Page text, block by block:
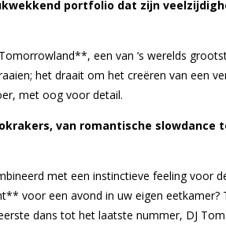
portfolio dat zijn
een van ‘s werelds
het draait om het creëren van een
met oog voor detail.
van romantische
met een instinctieve feeling
voor een avond in uw eigen
dans tot het laatste nummer, DJ